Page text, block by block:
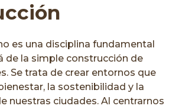
es una disciplina fundamental
de la simple construcción de
Se trata de crear entornos que
la sostenibilidad y la
nuestras ciudades. Al centrarnos